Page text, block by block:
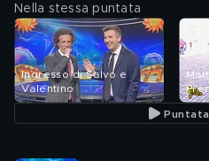
Nella stessa puntata
Ingresso di Salvo e
Valentino